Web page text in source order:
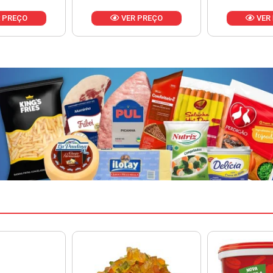
PREÇO VER PREÇO VER